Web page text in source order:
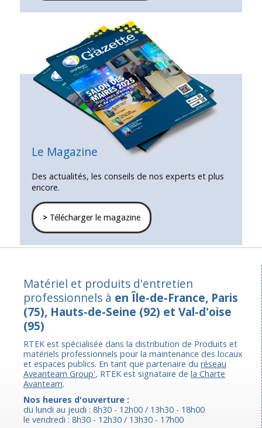
Le Magazine
Des actualités, les conseils de nos experts et plus
encore.
>Télécharger le magazine
Matériel et produits d'entretien
professionnels à en Île-de-France, Paris
(75), Hauts-de-Seine (92) et Val-d'oise
(95)
RTEK est spécialisée dans la distribution de Produits et
matériels professionnels pour la maintenance des locaux
et espaces publics. En tant que partenaire du réseau
Aveanteam Group', RTEK est signataire de la Charte
Avanteam.
Nos heures d'ouverture :
du lundi au jeudi : 8h30 - 12h00 / 13h30 - 18h00
le vendredi : 8h30 - 12h30 / 13h30 - 17h00